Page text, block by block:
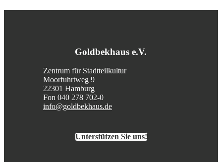
Goldbekhaus e.V.
Zentrum für Stadtteilkultur
Moorfuhrtweg 9
22301 Hamburg
Fon 040 278 702-0
info@goldbekhaus.de
Unterstützen Sie uns!